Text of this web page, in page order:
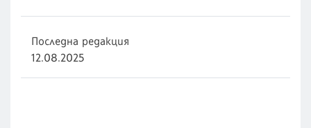
Последна редакция
12.08.2025